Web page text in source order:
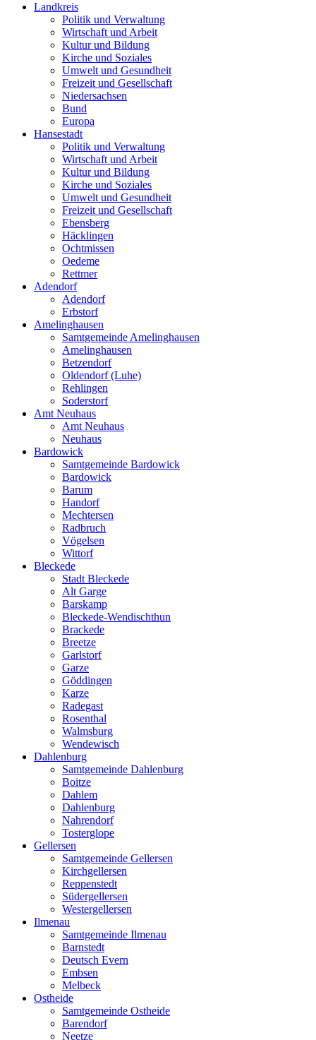
Landkreis
Politik und Verwaltung
Wirtschaft und Arbeit
Kultur und Bildung
Kirche und Soziales
Umwelt und Gesundheit
Freizeit und Gesellschaft
Niedersachsen
Bund
Europa
Hansestadt
Politik und Verwaltung
Wirtschaft und Arbeit
Kultur und Bildung
Kirche und Soziales
Umwelt und Gesundheit
Freizeit und Gesellschaft
Ebensberg
Häcklingen
Ochtmissen
Oedeme
Rettmer
Adendorf
Adendorf
Erbstorf
Amelinghausen
Samtgemeinde Amelinghausen
Amelinghausen
Betzendorf
Oldendorf (Luhe)
Rehlingen
Soderstorf
Amt Neuhaus
Amt Neuhaus
Neuhaus
Bardowick
Samtgemeinde Bardowick
Bardowick
Barum
Handorf
Mechtersen
Radbruch
Vögelsen
Wittorf
Bleckede
Stadt Bleckede
Alt Garge
Barskamp
Bleckede-Wendischthun
Brackede
Breetze
Garlstorf
Garze
Göddingen
Karze
Radegast
Rosenthal
Walmsburg
Wendewisch
Dahlenburg
Samtgemeinde Dahlenburg
Boitze
Dahlem
Dahlenburg
Nahrendorf
Tosterglope
Gellersen
Samtgemeinde Gellersen
Kirchgellersen
Reppenstedt
Südergellersen
Westergellersen
Ilmenau
Samtgemeinde Ilmenau
Barnstedt
Deutsch Evern
Embsen
Melbeck
Ostheide
Samtgemeinde Ostheide
Barendorf
Neetze